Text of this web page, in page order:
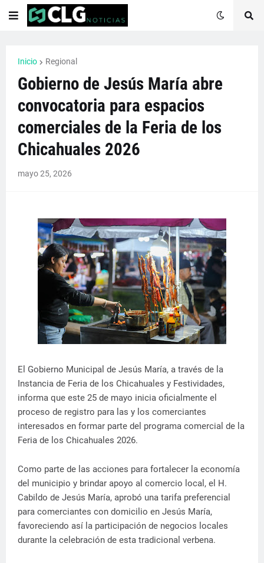
Inicio Regional
Gobierno de Jesús María abre
convocatoria para espacios
comerciales de la Feria de los
Chicahuales 2026
mayo 25, 2026
El Gobierno Municipal de Jesús María, a través de la
Instancia de Feria de los Chicahuales y Festividades,
informa que este 25 de mayo inicia oficialmente el
proceso de registro para las y los comerciantes
interesados en formar parte del programa comercial de la
Feria de los Chicahuales 2026.
Como parte de las acciones para fortalecer la economía
del municipio y brindar apoyo al comercio local, el H.
Cabildo de Jesús María, aprobó una tarifa preferencial
para comerciantes con domicilio en Jesús María,
favoreciendo así la participación de negocios locales
durante la celebración de esta tradicional verbena.